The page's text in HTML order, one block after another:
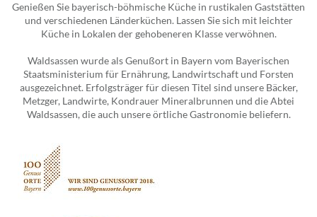
Genießen Sie bayerisch-böhmische Küche in rustikalen Gaststätten
und verschiedenen Länderküchen. Lassen Sie sich mit leichter
Küche in Lokalen der gehobeneren Klasse verwöhnen.
Waldsassen wurde als Genußort in Bayern vom Bayerischen
Staatsministerium für Ernährung, Landwirtschaft und Forsten
ausgezeichnet. Erfolgsträger für diesen Titel sind unsere Bäcker,
Metzger, Landwirte, Kondrauer Mineralbrunnen und die Abtei
Waldsassen, die auch unsere örtliche Gastronomie beliefern.